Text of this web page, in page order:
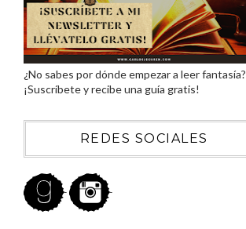
¿No sabes por dónde empezar a leer fantasía?
¡Suscríbete y recibe una guía gratis!
REDES SOCIALES